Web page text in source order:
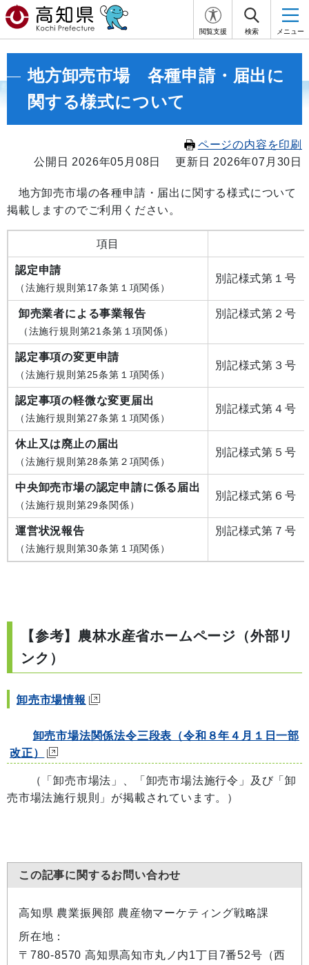
閲覧支援 検索 メニュー
地方卸売市場 各種申請・届出に
関する様式について
ページの内容を印刷
公開日 2026年05月08日
更新日 2026年07月30日
地方卸売市場の各種申請・届出に関する様式について
掲載しますのでご利用ください。
項目
認定申請
（法施行規則第17条第１項関係）
別記様式第１号
卸売業者による事業報告
（法施行規則第21条第１項関係）
別記様式第２号
認定事項の変更申請
（法施行規則第25条第１項関係）
別記様式第３号
認定事項の軽微な変更届出
（法施行規則第27条第１項関係）
別記様式第４号
休止又は廃止の届出
（法施行規則第28条第２項関係）
別記様式第５号
中央卸売市場の認定申請に係る届出
（法施行規則第29条関係）
別記様式第６号
運営状況報告
（法施行規則第30条第１項関係）
別記様式第７号
【参考】農林水産省ホームページ（外部リ
ンク）
卸売市場情報
卸売市場法関係法令三段表（令和８年４月１日一部
改正）
（「卸売市場法」、「卸売市場法施行令」及び「卸
売市場法施行規則」が掲載されています。）
この記事に関するお問い合わせ
高知県 農業振興部 農産物マーケティング戦略課
所在地：
〒780-8570 高知県高知市丸ノ内1丁目7番52号（西